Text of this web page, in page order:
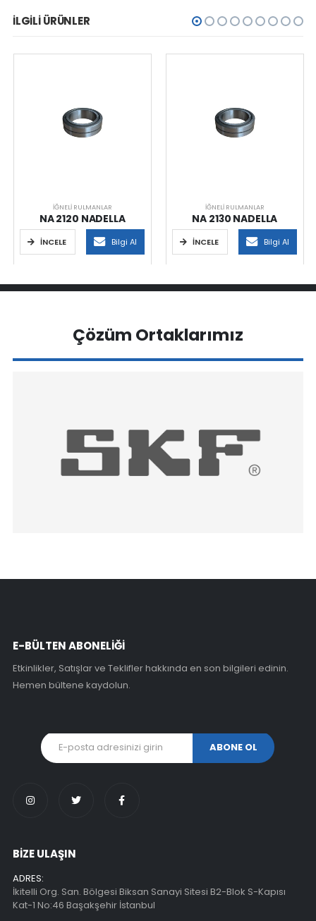
İLGILI ÜRÜNLER
İĞNELI RULMANLAR
NA 2120 NADELLA
İNCELE Bilgi Al
İĞNELI RULMANLAR
NA 2130 NADELLA
İNCELE Bilgi Al
Çözüm Ortaklarımız
E-BÜLTEN ABONELİĞİ
Etkinlikler, Satışlar ve Teklifler hakkında en son bilgileri edinin.
Hemen bültene kaydolun.
BİZE ULAŞIN
ADRES:
İkitelli Org. San. Bölgesi Biksan Sanayi Sitesi B2-Blok S-Kapısı
Kat-1 No:46 Başakşehir İstanbul